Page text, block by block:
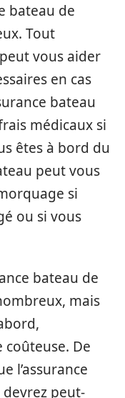
bateau de
Tout
vous aider
en cas
bateau
médicaux si
êtes à bord du
peut vous
si
ou si vous
bateau de
mais
coûteuse. De
l’assurance
peut-